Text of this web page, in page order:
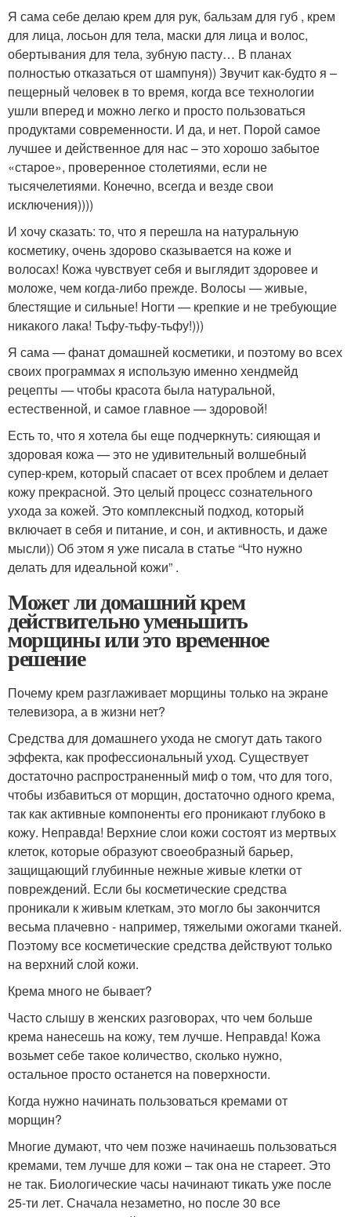
Я сама себе делаю крем для рук, бальзам для губ , крем
для лица, лосьон для тела, маски для лица и волос,
обертывания для тела, зубную пасту… В планах
полностью отказаться от шампуня)) Звучит как-будто я –
пещерный человек в то время, когда все технологии
ушли вперед и можно легко и просто пользоваться
продуктами современности. И да, и нет. Порой самое
лучшее и действенное для нас – это хорошо забытое
«старое», проверенное столетиями, если не
тысячелетиями. Конечно, всегда и везде свои
исключения))))
И хочу сказать: то, что я перешла на натуральную
косметику, очень здорово сказывается на коже и
волосах! Кожа чувствует себя и выглядит здоровее и
моложе, чем когда-либо прежде. Волосы — живые,
блестящие и сильные! Ногти — крепкие и не требующие
никакого лака! Тьфу-тьфу-тьфу!)))
Я сама — фанат домашней косметики, и поэтому во всех
своих программах я использую именно хендмейд
рецепты — чтобы красота была натуральной,
естественной, и самое главное — здоровой!
Есть то, что я хотела бы еще подчеркнуть: сияющая и
здоровая кожа — это не удивительный волшебный
супер-крем, который спасает от всех проблем и делает
кожу прекрасной. Это целый процесс сознательного
ухода за кожей. Это комплексный подход, который
включает в себя и питание, и сон, и активность, и даже
мысли)) Об этом я уже писала в статье “Что нужно
делать для идеальной кожи” .
Может ли домашний крем
действительно уменьшить
морщины или это временное
решение
Почему крем разглаживает морщины только на экране
телевизора, а в жизни нет?
Средства для домашнего ухода не смогут дать такого
эффекта, как профессиональный уход. Существует
достаточно распространенный миф о том, что для того,
чтобы избавиться от морщин, достаточно одного крема,
так как активные компоненты его проникают глубоко в
кожу. Неправда! Верхние слои кожи состоят из мертвых
клеток, которые образуют своеобразный барьер,
защищающий глубинные нежные живые клетки от
повреждений. Если бы косметические средства
проникали к живым клеткам, это могло бы закончится
весьма плачевно - например, тяжелыми ожогами тканей.
Поэтому все косметические средства действуют только
на верхний слой кожи.
Крема много не бывает?
Часто слышу в женских разговорах, что чем больше
крема нанесешь на кожу, тем лучше. Неправда! Кожа
возьмет себе такое количество, сколько нужно,
остальное просто останется на поверхности.
Когда нужно начинать пользоваться кремами от
морщин?
Многие думают, что чем позже начинаешь пользоваться
кремами, тем лучше для кожи – так она не стареет. Это
не так. Биологические часы начинают тикать уже после
25-ти лет. Сначала незаметно, но после 30 все